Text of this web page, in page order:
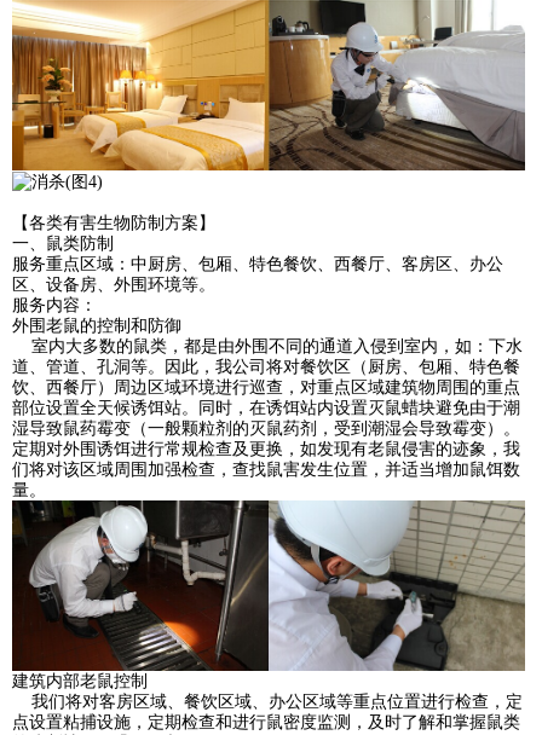
【各类有害生物防制方案】
一、鼠类防制
服务重点区域：中厨房、包厢、特色餐饮、西餐厅、客房区、办公
区、设备房、外围环境等。
服务内容：
外围老鼠的控制和防御
室内大多数的鼠类，都是由外围不同的通道入侵到室内，如：下水
道、管道、孔洞等。因此，我公司将对餐饮区（厨房、包厢、特色餐
饮、西餐厅）周边区域环境进行巡查，对重点区域建筑物周围的重点
部位设置全天候诱饵站。同时，在诱饵站内设置灭鼠蜡块避免由于潮
湿导致鼠药霉变（一般颗粒剂的灭鼠药剂，受到潮湿会导致霉变）。
定期对外围诱饵进行常规检查及更换，如发现有老鼠侵害的迹象，我
们将对该区域周围加强检查，查找鼠害发生位置，并适当增加鼠饵数
量。
建筑内部老鼠控制
我们将对客房区域、餐饮区域、办公区域等重点位置进行检查，定
点设置粘捕设施，定期检查和进行鼠密度监测，及时了解和掌握鼠类